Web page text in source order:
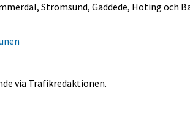
Strömsund, Gäddede, Hoting och
via Trafikredaktionen.